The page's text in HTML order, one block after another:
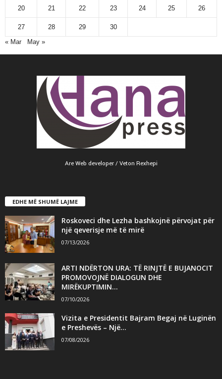
20 21 22 23 24 25 26
27 28 29
30
« Mar
May »
Are Web developer / Veton Rexhepi
EDHE MË SHUMË LAJME
Roskoveci dhe Lezha bashkojnë përvojat për
një qeverisje më të mirë
07/13/2026
ARTI NDËRTON URA: TË RINJTË E BUJANOCIT
PROMOVOJNË DIALOGUN DHE
MIRËKUPTIMIN...
07/10/2026
Vizita e Presidentit Bajram Begaj në Luginën
e Preshevës – Një...
07/08/2026